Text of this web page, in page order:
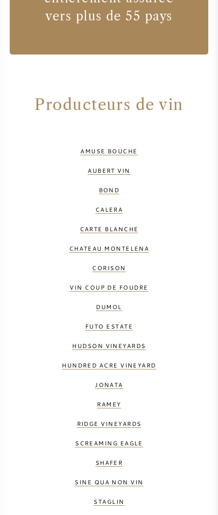
vers plus de 55 pays
Producteurs de vin
AMUSE BOUCHE
AUBERT VIN
BOND
CALERA
CARTE BLANCHE
CHATEAU MONTELENA
CORISON
VIN COUP DE FOUDRE
DUMOL
FUTO ESTATE
HUDSON VINEYARDS
HUNDRED ACRE VINEYARD
JONATA
RAMEY
RIDGE VINEYARDS
SCREAMING EAGLE
SHAFER
SINE QUA NON VIN
STAGLIN